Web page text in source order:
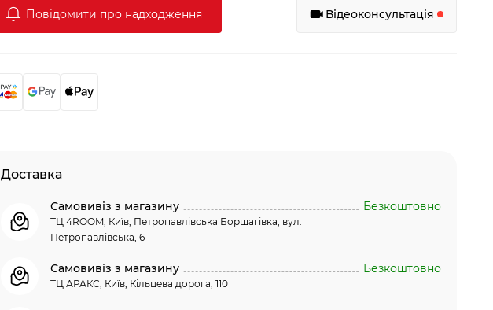
Повідомити про надходження Відеоконсультація
Доставка
Самовивіз з магазину
ТЦ 4ROOM, Київ, Петропавлівська Борщагівка, вул.
Петропавлівська, 6
Безкоштовно
Самовивіз з магазину
ТЦ АРАКС, Київ, Кільцева дорога, 110
Безкоштовно